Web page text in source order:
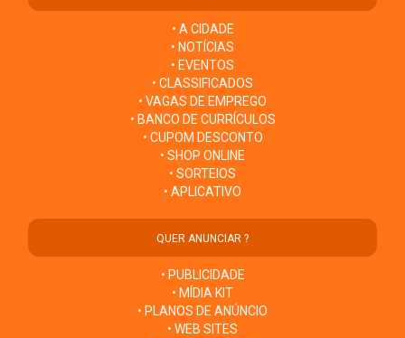
• A CIDADE
• NOTÍCIAS
• EVENTOS
• CLASSIFICADOS
• VAGAS DE EMPREGO
• BANCO DE CURRÍCULOS
• CUPOM DESCONTO
• SHOP ONLINE
• SORTEIOS
• APLICATIVO
QUER ANUNCIAR ?
• PUBLICIDADE
• MÍDIA KIT
• PLANOS DE ANÚNCIO
• WEB SITES